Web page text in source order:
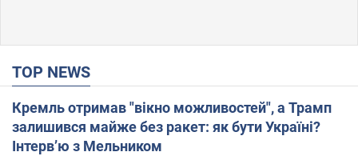
TOP NEWS
Кремль отримав "вікно можливостей", а Трамп
залишився майже без ракет: як бути Україні?
Інтерв’ю з Мельником